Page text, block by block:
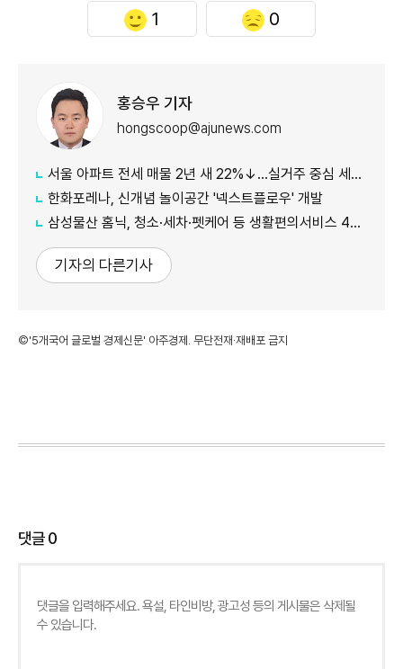
1 0
홍승우 기자
hongscoop@ajunews.com
서울 아파트 전세 매물 2년 새 22%↓…실거주 중심 세제개편, 월세화 부추기나
한화포레나, 신개념 놀이공간 '넥스트플로우' 개발
삼성물산 홈닉, 청소·세차·펫케어 등 생활편의서비스 4종 출시
기자의 다른기사
©'5개국어 글로벌 경제신문' 아주경제. 무단전재·재배포 금지
댓글0